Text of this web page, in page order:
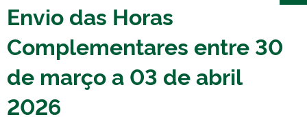
PORTARIAS
Envio das Horas
Complementares entre 30
de março a 03 de abril
2026